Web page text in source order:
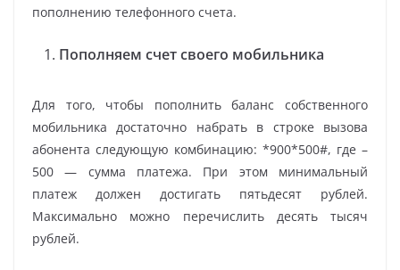
пополнению телефонного счета.
Пополняем счет своего мобильника
Для того, чтобы пополнить баланс собственного
мобильника достаточно набрать в строке вызова
абонента следующую комбинацию: *900*500#, где –
500 — сумма платежа. При этом минимальный
платеж должен достигать пятьдесят рублей.
Максимально можно перечислить десять тысяч
рублей.